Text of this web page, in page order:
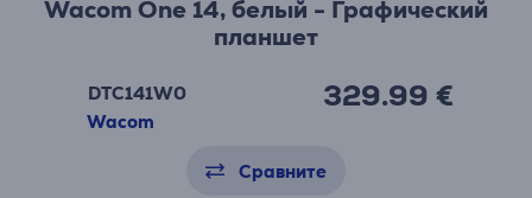
Wacom One 14, белый - Графический
планшет
DTC141W0
Wacom
329.99 €
Сравните